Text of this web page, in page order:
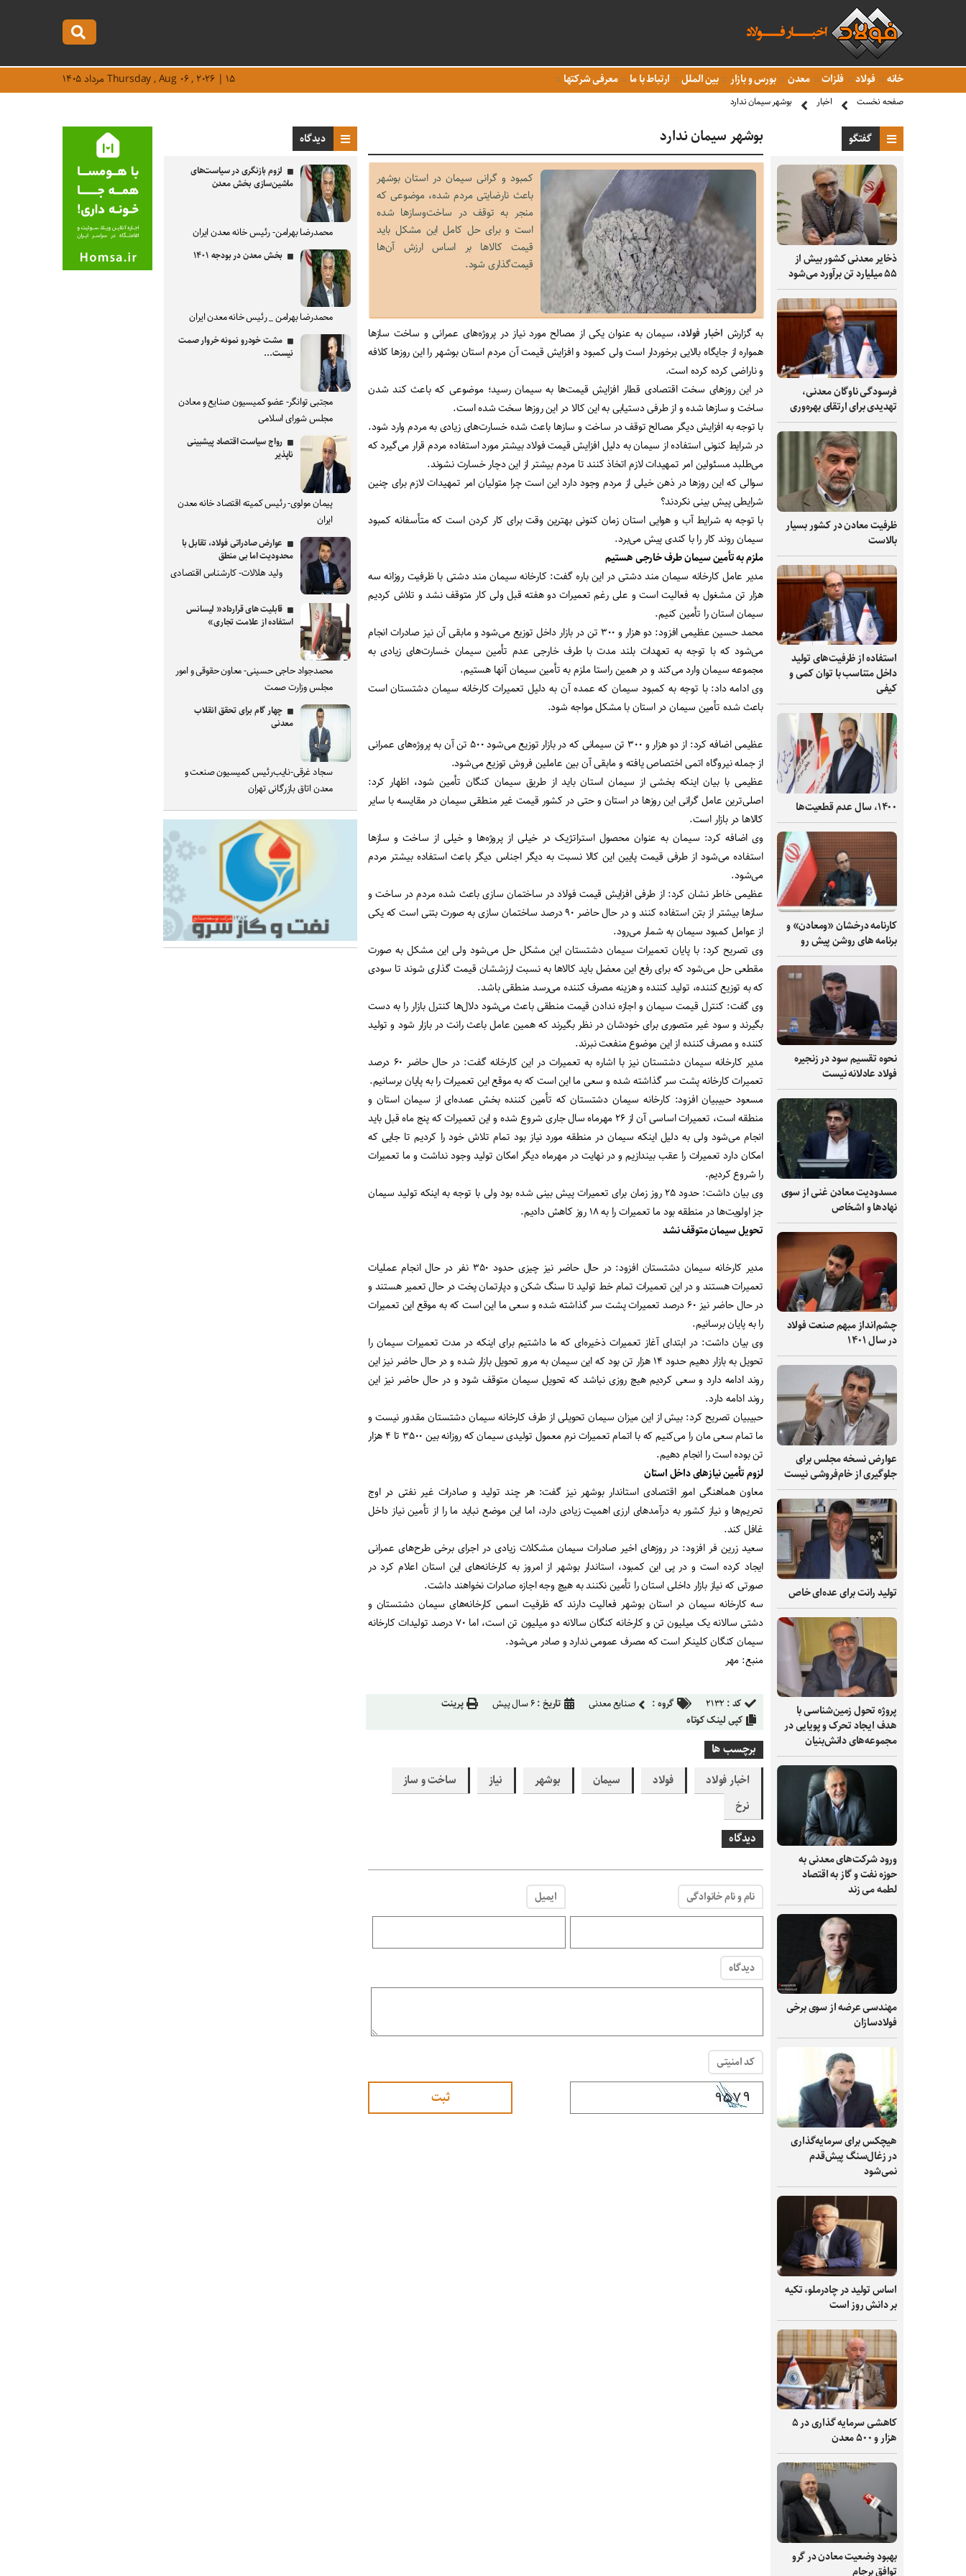
خانه فولاد فلزات معدن بورس و بازار بین الملل ارتباط با ما معرفی شرکتها Thursday , Aug ۰۶ , ۲۰۲۶ | ۱۵ مرداد ۱۴۰۵
صفحه نخست اخبار بوشهر سیمان ندارد
گفتگو
ذخایر معدنی کشور بیش از
۵۵ میلیارد تن برآورد می‌شود
فرسودگی ناوگان معدنی،
تهدیدی برای ارتقای بهره‌وری
ظرفیت‌ معادن در کشور بسیار
بالاست
استفاده از ظرفیت‌های تولید
داخل متناسب با توان کمی و
کیفی
۱۴۰۰، سال عدم قطعیت‌ها
کارنامه درخشان «ومعادن» و
برنامه های روشن پیش رو
نحوه تقسیم سود در زنجیره
فولاد عادلانه نیست
مسدودیت معادن غنی از سوی
نهادها و اشخاص
چشم‌انداز مبهم صنعت فولاد
در سال ۱۴۰۱
عوارض نسخه مجلس برای
جلوگیری از خام‌فروشی نیست
تولید رانت برای عده‌ای خاص
پروژه تحول زمین‌شناسی با
هدف ایجاد تحرک و پویایی در
مجموعه‌های دانش‌بنیان
ورود شرکت‌های معدنی به
حوزه نفت و گاز به اقتصاد
لطمه می زند
مهندسی عرضه از سوی برخی
فولادسازان
هیچکس برای سرمایه‌گذاری
در زغال‌سنگ پیش‌قدم
نمی‌شود
اساس تولید در چادرملو، تکیه
بر دانش‌ روز است
کاهشی سرمایه گذاری در ۵
هزار و ۵۰۰ معدن
بهبود وضعیت معادن در گرو
توافق برجام
بوشهر سیمان ندارد
کمبود و گرانی سیمان در استان بوشهر
باعث نارضایتی مردم شده، موضوعی که
منجر به توقف در ساخت‌و‌سازها شده
است و برای حل کامل این مشکل باید
قیمت کالاها بر اساس ارزش آن‌ها
قیمت‌گذاری شود.
به گزارش اخبار فولاد، سیمان به عنوان یکی از مصالح مورد نیاز در پروژه‌های عمرانی و ساخت سازها
همواره از جایگاه بالایی برخوردار است ولی کمبود و افزایش قیمت آن مردم استان بوشهر را این روزها کلافه
و ناراضی کرده کرده است.
در این روزهای سخت اقتصادی قطار افزایش قیمت‌ها به سیمان رسید؛ موضوعی که باعث کند شدن
ساخت و سازها شده و از طرفی دستیابی به این کالا در این روزها سخت شده است.
با توجه به افزایش دیگر مصالح توقف در ساخت و سازها باعث شده خسارت‌های زیادی به مردم وارد شود.
در شرایط کنونی استفاده از سیمان به دلیل افزایش قیمت فولاد بیشتر مورد استفاده مردم قرار می‌گیرد که
می‌طلبد مسئولین امر تمهیدات لازم اتخاذ کنند تا مردم بیشتر از این دچار خسارت نشوند.
سوالی که این روزها در ذهن خیلی از مردم وجود دارد این است چرا متولیان امر تمهیدات لازم برای چنین
شرایطی پیش بینی نکردند؟
با توجه به شرایط آب و هوایی استان زمان کنونی بهترین وقت برای کار کردن است که متأسفانه کمبود
سیمان روند کار را با کندی پیش می‌برد.
ملزم به تأمین سیمان طرف خارجی هستیم
مدیر عامل کارخانه سیمان مند دشتی در این باره گفت: کارخانه سیمان مند دشتی با ظرفیت روزانه سه
هزار تن مشغول به فعالیت است و علی رغم تعمیرات دو هفته قبل ولی کار متوقف نشد و تلاش کردیم
سیمان استان را تأمین کنیم.
محمد حسین عظیمی افزود: دو هزار و ۳۰۰ تن در بازار داخل توزیع می‌شود و مابقی آن نیز صادرات انجام
می‌شود که با توجه به تعهدات بلند مدت با طرف خارجی عدم تأمین سیمان خسارت‌های زیادی به
مجموعه سیمان وارد می‌کند و در همین راستا ملزم به تأمین سیمان آنها هستیم.
وی ادامه داد: با توجه به کمبود سیمان که عمده آن به دلیل تعمیرات کارخانه سیمان دشتستان است
باعث شده تأمین سیمان در استان با مشکل مواجه شود.
عظیمی اضافه کرد: از دو هزار و ۳۰۰ تن سیمانی که در بازار توزیع می‌شود ۵۰۰ تن آن به پروژه‌های عمرانی
از جمله نیروگاه اتمی اختصاص یافته و مابقی آن بین عاملین فروش توزیع می‌شود.
عظیمی با بیان اینکه بخشی از سیمان استان باید از طریق سیمان کنگان تأمین شود، اظهار کرد:
اصلی‌ترین عامل گرانی این روزها در استان و حتی در کشور قیمت غیر منطقی سیمان در مقایسه با سایر
کالاها در بازار است.
وی اضافه کرد: سیمان به عنوان محصول استراتژیک در خیلی از پروژه‌ها و خیلی از ساخت و سازها
استفاده می‌شود از طرفی قیمت پایین این کالا نسبت به دیگر اجناس دیگر باعث استفاده بیشتر مردم
می‌شود.
عظیمی خاطر نشان کرد: از طرفی افزایش قیمت فولاد در ساختمان سازی باعث شده مردم در ساخت و
سازها بیشتر از بتن استفاده کنند و در حال حاضر ۹۰ درصد ساختمان سازی به صورت بتنی است که یکی
از عوامل کمبود سیمان به شمار می‌رود.
وی تصریح کرد: با پایان تعمیرات سیمان دشتستان این مشکل حل می‌شود ولی این مشکل به صورت
مقطعی حل می‌شود که برای رفع این معضل باید کالاها به نسبت ارزششان قیمت گذاری شوند تا سودی
که به توزیع کننده، تولید کننده و هزینه مصرف کننده می‌رسد منطقی باشد.
وی گفت: کنترل قیمت سیمان و اجازه ندادن قیمت منطقی باعث می‌شود دلال‌ها کنترل بازار را به دست
بگیرند و سود غیر متصوری برای خودشان در نظر بگیرند که همین عامل باعث رانت در بازار شود و تولید
کننده و مصرف کننده از این موضوع منفعت نبرند.
مدیر کارخانه سیمان دشتستان نیز با اشاره به تعمیرات در این کارخانه گفت: در حال حاضر ۶۰ درصد
تعمیرات کارخانه پشت سر گذاشته شده و سعی ما این است که به موقع این تعمیرات را به پایان برسانیم.
مسعود حبیبیان افزود: کارخانه سیمان دشتستان که تأمین کننده بخش عمده‌ای از سیمان استان و
منطقه است، تعمیرات اساسی آن از ۲۶ مهرماه سال جاری شروع شده و این تعمیرات که پنج ماه قبل باید
انجام می‌شود ولی به دلیل اینکه سیمان در منطقه مورد نیاز بود تمام تلاش خود را کردیم تا جایی که
امکان دارد تعمیرات را عقب بیندازیم و در نهایت در مهرماه دیگر امکان تولید وجود نداشت و ما تعمیرات
را شروع کردیم.
وی بیان داشت: حدود ۲۵ روز زمان برای تعمیرات پیش بینی شده بود ولی با توجه به اینکه تولید سیمان
جز اولویت‌ها در منطقه بود ما تعمیرات را به ۱۸ روز کاهش دادیم
.
تحویل سیمان متوقف نشد
مدیر کارخانه سیمان دشتستان افزود: در حال حاضر نیز چیزی حدود ۳۵۰ نفر در حال انجام عملیات
تعمیرات هستند و در این تعمیرات تمام خط تولید تا سنگ شکن و دپارتمان پخت در حال تعمیر هستند و
در حال حاضر نیز ۶۰ درصد تعمیرات پشت سر گذاشته شده و سعی ما این است که به موقع این تعمیرات
را به پایان برسانیم.
وی بیان داشت: در ابتدای آغاز تعمیرات ذخیره‌ای که ما داشتیم برای اینکه در مدت تعمیرات سیمان را
تحویل به بازار دهیم حدود ۱۴ هزار تن بود که این سیمان به مرور تحویل بازار شده و در حال حاضر نیز این
روند ادامه دارد و سعی کردیم هیچ روزی نباشد که تحویل سیمان متوقف شود و در حال حاضر نیز این
روند ادامه دارد.
حبیبیان تصریح کرد: بیش از این میزان سیمان تحویلی از طرف کارخانه سیمان دشتستان مقدور نیست و
ما تمام سعی مان را می‌کنیم که با اتمام تعمیرات نرم معمول تولیدی سیمان که روزانه بین ۳۵۰۰ تا ۴ هزار
تن بوده است را انجام دهیم.
لزوم تأمین نیازهای داخل استان
معاون هماهنگی امور اقتصادی استاندار بوشهر نیز گفت: هر چند تولید و صادرات غیر نفتی در اوج
تحریم‌ها و نیاز کشور به درآمدهای ارزی اهمیت زیادی دارد، اما این موضع نباید ما را از تأمین نیاز داخل
غافل کند.
سعید زرین فر افزود: در روزهای اخیر صادرات سیمان مشکلات زیادی در اجرای برخی طرح‌های عمرانی
ایجاد کرده است و در پی این کمبود، استاندار بوشهر از امروز به کارخانه‌های این استان اعلام کرد در
صورتی که نیاز بازار داخلی استان را تأمین نکنند به هیچ وجه اجازه صادرات نخواهند داشت.
سه کارخانه سیمان در استان بوشهر فعالیت دارند که ظرفیت اسمی کارخانه‌های سیمان دشتستان و
دشتی سالانه یک میلیون تن و کارخانه کنگان سالانه دو میلیون تن است، اما ۷۰ درصد تولیدات کارخانه
سیمان کنگان کلینکر است که مصرف عمومی ندارد و صادر می‌شود.
منبع: مهر
کد : ۲۱۳۲ گروه : صنایع معدنی تاریخ :۶ سال پیش
پرینت
کپی لینک کوتاه
برچسب ها
اخبار فولاد
فولاد سیمان بوشهر نیاز
ساخت و ساز
نرخ
دیدگاه
نام و نام خانوادگی ایمیل
دیدگاه
کد امنیتی
دیدگاه
لزوم بازنگری در سیاست‌های
ماشین‌سازی بخش معدن
محمدرضا بهرامن- رئیس خانه معدن ایران
بخش معدن در بودجه ۱۴۰۱
محمدرضا بهرامن _ رئیس خانه معدن ایران
مشت خودرو نمونه خروار صمت
نیست...
مجتبی توانگر- عضو کمیسیون صنایع و معادن
مجلس شورای اسلامی
رواج سیاست اقتصاد پیشبینی
ناپذیر
پیمان مولوی- رئیس کمیته اقتصاد خانه معدن
ایران
عوارض صادراتی فولاد، تقابل با
محدودیت اما بی منطق
ولید هلالات- کارشناس اقتصادی
قابلیت های قرارداد« لیسانس
استفاده از علامت تجاری»
محمدجواد حاجی حسینی- معاون حقوقی و امور
مجلس وزارت صمت
چهار گام برای تحقق انقلاب
معدنی
سجاد غرقی-نایب‌رئیس کمیسیون صنعت و
معدن اتاق بازرگانی تهران